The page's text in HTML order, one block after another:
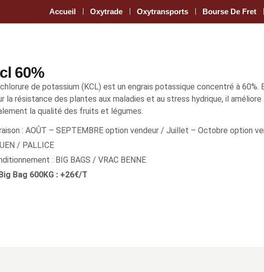
Accueil Oxytrade Oxytransports Bourse De Fret
60%
de potassium (KCL) est un engrais potassique concentré à 60%.
la résistance des plantes aux maladies et au stress hydrique, il améliore
la qualité des fruits et légumes.
: AOÛT – SEPTEMBRE option vendeur / Juillet – Octobre option
/ PALLICE
: BIG BAGS / VRAC BENNE
Bag 600KG : +26€/T